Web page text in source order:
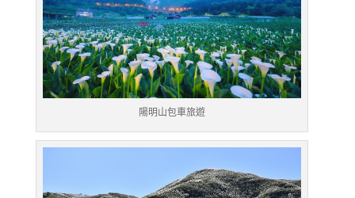
陽明山包車旅遊